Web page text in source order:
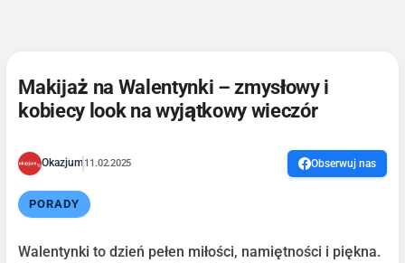
Makijaż na Walentynki – zmysłowy i
kobiecy look na wyjątkowy wieczór
Okazjum 11.02.2025 Obserwuj nas
PORADY
Walentynki to dzień pełen miłości, namiętności i piękna.